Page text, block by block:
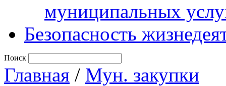
муниципальных
Безопасность
Поиск
Главная / Мун. закупки